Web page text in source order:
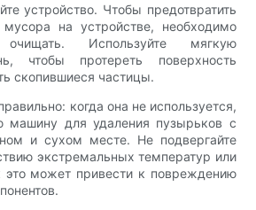
устройство. Чтобы предотвратить
на устройстве, необходимо
Используйте мягкую
чтобы протереть поверхность
скопившиеся частицы.
когда она не используется,
машину для удаления пузырьков с
и сухом месте. Не подвергайте
экстремальных температур или
это может привести к повреждению